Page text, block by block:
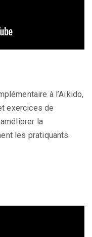
à l’Aïkido,
exercices de
la
les pratiquants.